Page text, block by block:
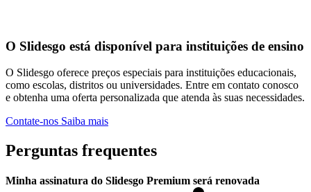
O Slidesgo está disponível para instituições de ensino
O Slidesgo oferece preços especiais para instituições educacionais,
como escolas, distritos ou universidades. Entre em contato conosco
e obtenha uma oferta personalizada que atenda às suas necessidades.
Contate-nos Saiba mais
Perguntas frequentes
Minha assinatura do Slidesgo Premium será renovada